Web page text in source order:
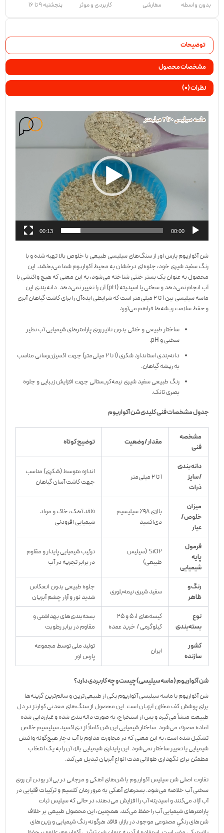
بدون واسطه سفارشی کاربردی و موثر پنجشنبه 9 تا 16
توضیحات
مشخصات محصول
نظرات (0)
نمایشگر
00:00
00:13
شن آکواریوم پارس اور از سنگ‌های سیلیسی طبیعی با خلوص بالا تهیه شده و با
رنگ سفید شیری خود، جلوه‌ای درخشان به محیط آکواریوم شما می‌بخشد. این
محصول به عنوان یک بستر خنثی شناخته می‌شود، به این معنی که هیچ واکنشی با
آب انجام نمی‌دهد و سختی یا اسیدیته (pH) آن را تغییر نمی‌دهد. دانه‌بندی این
ماسه سیلیسی بین ۱ تا ۲ میلی‌متر است که شرایطی ایده‌آل را برای کاشت گیاهان آبزی
و حفظ سلامت ریشه‌ها فراهم می‌آورد.
ساختار طبیعی و خنثی بدون تاثیر روی پارامترهای شیمیایی آب نظیر
سختی و pH.
دانه‌بندی استاندارد شکری (۱ تا ۲ میلی‌متر) جهت اکسیژن‌رسانی مناسب
به ریشه گیاهان.
رنگ طبیعی سفید شیری نیمه‌کریستالی جهت افزایش زیبایی و جلوه
بصری تانک.
جدول مشخصات فنی کلیدی شن آکواریوم
مشخصه
فنی
مقدار / وضعیت توضیح کوتاه
دانه بندی
/ سایز
ذرات
۱ تا ۲ میلی‌متر
اندازه متوسط (شکری) مناسب
جهت کاشت آسان گیاهان
میزان
خلوص /
عیار
بالای ۹۸٪ سیلیسیم
دی‌اکسید
فاقد آهک، خاک و مواد
شیمیایی افزودنی
فرمول
پایه
شیمیایی
SiO2 (سیلیس
طبیعی)
ترکیب شیمیایی پایدار و مقاوم
در برابر تجزیه در آب
رنگ و
ظاهر
سفید شیری نیمه‌بلوری
جلوه طبیعی بدون انعکاس
شدید نور و آزار چشم آبزیان
نوع
بسته‌بندی
کیسه‌های ۱، ۵ و ۲۵
کیلوگرمی / خرید عمده
بسته‌بندی‌های بهداشتی و
مقاوم در برابر رطوبت
کشور
سازنده
ایران
تولید ملی توسط مجموعه
پارس اور
شن آکواریوم (ماسه سیلیسی) چیست و چه کاربردی دارد؟
شن آکواریوم یا ماسه سیلیسی آکواریوم یکی از طبیعی‌ترین و سالم‌ترین گزینه‌ها
برای پوشش کف مخازن آبزیان است. این محصول از سنگ‌های معدنی کوارتز در دل
طبیعت منشأ می‌گیرد و پس از استخراج، به صورت دانه‌بندی شده و غبارزدایی شده
آماده مصرف می‌شود. ساختار شیمیایی این شن کاملاً از دی‌اکسید سیلیسیم خالص
تشکیل شده است، به این معنی که در مجاورت مداوم با آب دچار هیچ‌گونه واکنش
شیمیایی یا تغییر ساختار نمی‌شود. این پایداری شیمیایی بالا، آن را به یک انتخاب
مطمئن برای نگهداری طولانی‌مدت انواع آبزیان تبدیل می‌کند.
تفاوت اصلی شن سیلیس آکواریوم با شن‌های آهکی و مرجانی در بی‌اثر بودن آن روی
سختی آب خلاصه می‌شود. بسترهای آهکی به مرور زمان کلسیم و ترکیبات قلیایی در
آب آزاد می‌کنند و اسیدیته آب را افزایش می‌دهند، در حالی که سیلیس ثبات
پارامترهای شیمیایی آب را حفظ می‌کند. همچنین، این محصول طبیعی بر خلاف
شن‌های رنگیِ مصنوعی موجود در بازار، فاقد هرگونه رنگ شیمیایی و رزین‌های